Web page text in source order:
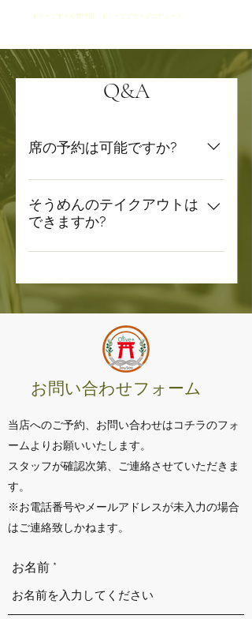
​オリーブオイル専門店 オリーブプラスプロデュース
Q&A
席の予約は可能ですか?
可能です。お電話でのお問い合わ
せが確実です。098−851−3864ま
でご連絡ください。
そうめんのテイクアウトは
できますか?
冷製でご提供しているそうめんは
お問い合わせフォーム
当店へのご予約、お問い合わせはコチラのフォ
ームよりお願いいたします。
スタッフが確認次第、ご連絡させていただきま
す。
※お電話番号やメールアドレスが未入力の場合
はご連絡致しかねます。
お名前